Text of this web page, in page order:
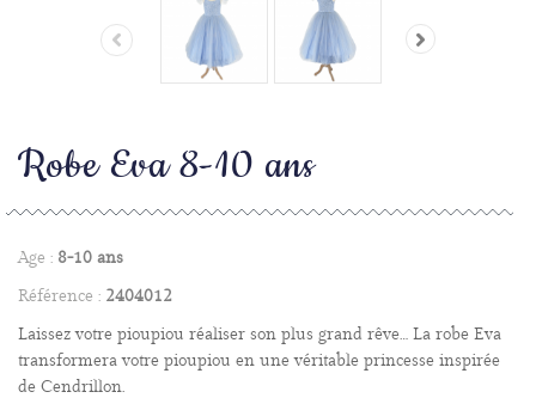
Robe Eva 8-10 ans
Age : 8-10 ans
Référence : 2404012
Laissez votre pioupiou réaliser son plus grand rêve… La robe Eva
transformera votre pioupiou en une véritable princesse inspirée
de Cendrillon.